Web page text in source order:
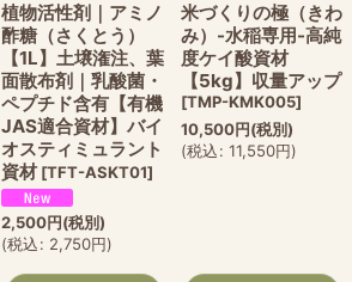
植物活性剤｜アミノ
酢糖（さくとう）
【1L】土壌潅注、葉
面散布剤｜乳酸菌・
ペプチド含有【有機
JAS適合資材】バイ
オスティミュラント
資材 [TFT-ASKT01]
2,500円(税別)
(税込: 2,750円)
米づくりの極（きわ
み）-水稲専用-高純
度ケイ酸資材
【5kg】収量アップ
[TMP-KMK005]
10,500円(税別)
(税込: 11,550円)